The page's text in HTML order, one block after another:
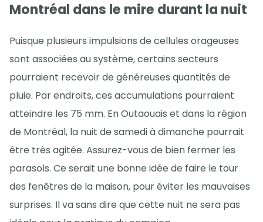
Montréal dans le mire durant la nuit
Puisque plusieurs impulsions de cellules orageuses
sont associées au système, certains secteurs
pourraient recevoir de généreuses quantités de
pluie. Par endroits, ces accumulations pourraient
atteindre les 75 mm. En Outaouais et dans la région
de Montréal, la nuit de samedi à dimanche pourrait
être très agitée. Assurez-vous de bien fermer les
parasols. Ce serait une bonne idée de faire le tour
des fenêtres de la maison, pour éviter les mauvaises
surprises. Il va sans dire que cette nuit ne sera pas